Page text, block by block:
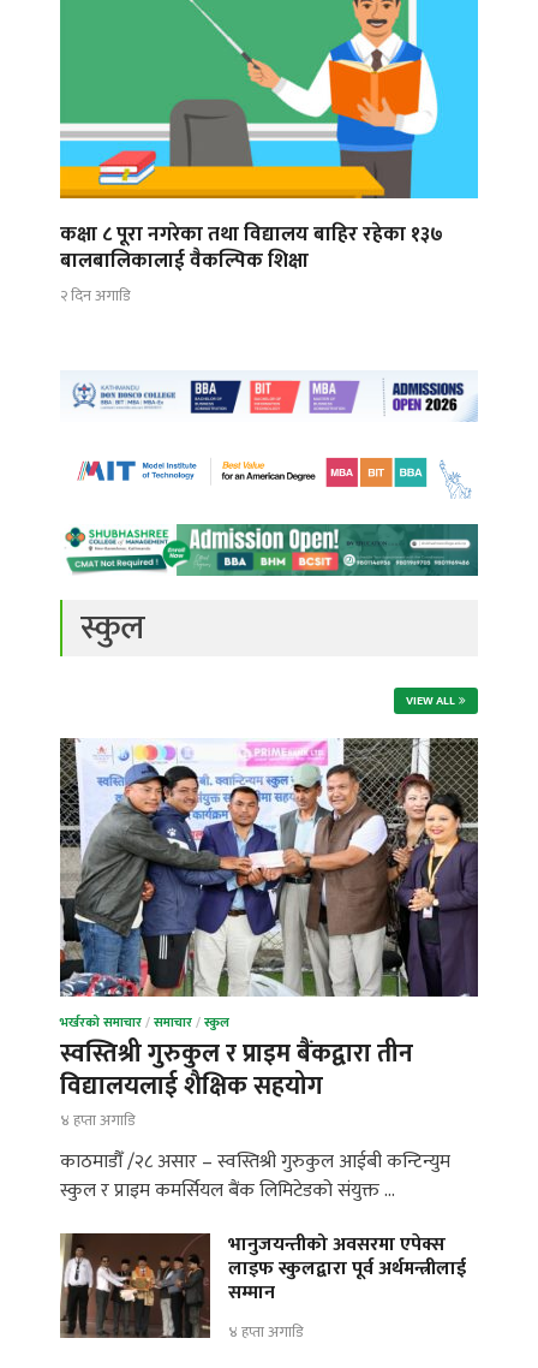
कक्षा ८ पूरा नगरेका तथा विद्यालय बाहिर रहेका १३७
बालबालिकालाई वैकल्पिक शिक्षा
२ दिन अगाडि
स्कुल
VIEW ALL
भर्खरको समाचार/समाचार/स्कुल
स्वस्तिश्री गुरुकुल र प्राइम बैंकद्वारा तीन
विद्यालयलाई शैक्षिक सहयोग
४ हप्ता अगाडि
काठमाडौँ /२८ असार – स्वस्तिश्री गुरुकुल आईबी कन्टिन्युम
स्कुल र प्राइम कमर्सियल बैंक लिमिटेडको संयुक्त …
भानुजयन्तीको अवसरमा एपेक्स
लाइफ स्कुलद्वारा पूर्व अर्थमन्त्रीलाई
सम्मान
४ हप्ता अगाडि